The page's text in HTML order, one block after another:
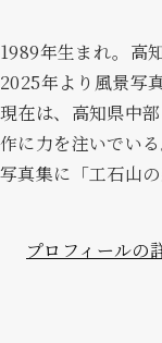
1989年生まれ。高
2025年より風景写
現在は、高知県中
作に力を注いでいる
写真集に「工石山
プロフィールの